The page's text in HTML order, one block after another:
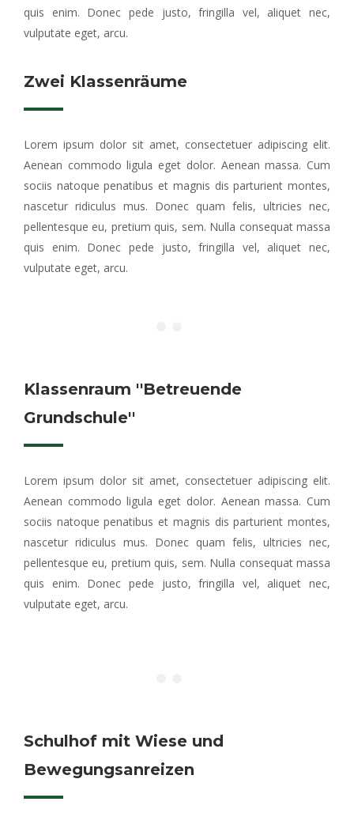
quis enim. Donec pede justo, fringilla vel, aliquet nec,
vulputate eget, arcu.
Zwei Klassenräume
Lorem ipsum dolor sit amet, consectetuer adipiscing elit.
Aenean commodo ligula eget dolor. Aenean massa. Cum
sociis natoque penatibus et magnis dis parturient montes,
nascetur ridiculus mus. Donec quam felis, ultricies nec,
pellentesque eu, pretium quis, sem. Nulla consequat massa
quis enim. Donec pede justo, fringilla vel, aliquet nec,
vulputate eget, arcu.
Klassenraum ''Betreuende
Grundschule''
Lorem ipsum dolor sit amet, consectetuer adipiscing elit.
Aenean commodo ligula eget dolor. Aenean massa. Cum
sociis natoque penatibus et magnis dis parturient montes,
nascetur ridiculus mus. Donec quam felis, ultricies nec,
pellentesque eu, pretium quis, sem. Nulla consequat massa
quis enim. Donec pede justo, fringilla vel, aliquet nec,
vulputate eget, arcu.
Schulhof mit Wiese und
Bewegungsanreizen